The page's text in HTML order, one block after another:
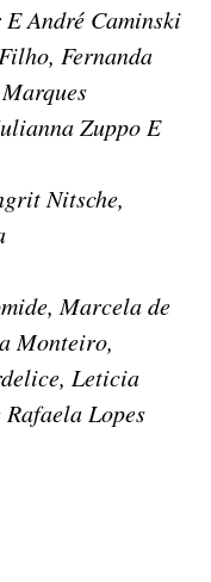
André Caminski
Fernanda
Zuppo E
Nitsche,
Marcela de
Monteiro,
Leticia
Lopes